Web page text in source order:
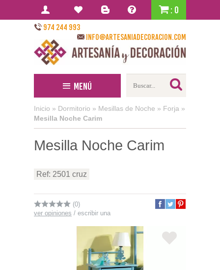
: 0
974 244 993
info@artesaniadecoracion.com
Menú
Inicio » Dormitorio » Mesillas de Noche » Forja »
Mesilla Noche Carim
Mesilla Noche Carim
Ref: 2501 cruz
(0)
ver opiniones / escribir una